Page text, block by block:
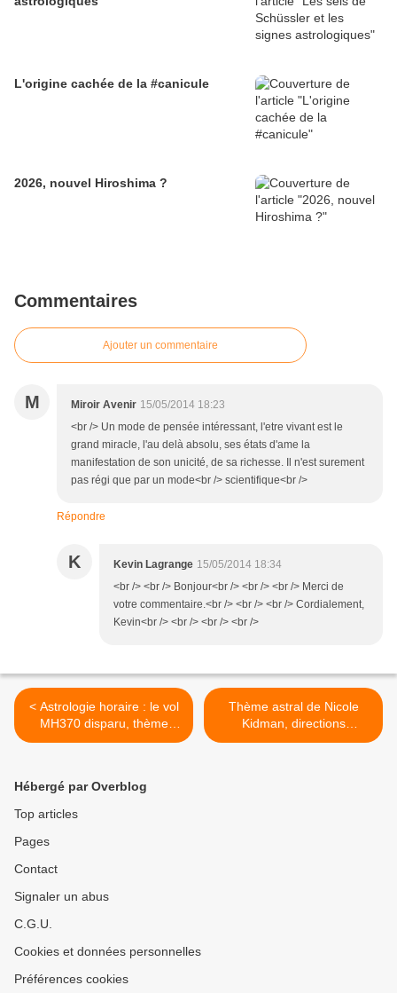
L'origine cachée de la #canicule
2026, nouvel Hiroshima ?
Commentaires
Ajouter un commentaire
M Miroir Avenir 15/05/2014 18:23
<br /> Un mode de pensée intéressant, l'etre vivant est le
grand miracle, l'au delà absolu, ses états d'ame la
manifestation de son unicité, de sa richesse. Il n'est surement
pas régi que par un mode<br /> scientifique<br />
Répondre
K Kevin Lagrange 15/05/2014 18:34
<br /> <br /> Bonjour<br /> <br /> <br /> Merci de
votre commentaire.<br /> <br /> <br /> Cordialement,
Kevin<br /> <br /> <br /> <br />
< Astrologie horaire : le vol
MH370 disparu, thème
d'événement
Thème astral de Nicole
Kidman, directions
symboliques, éclipses >
Hébergé par Overblog
Top articles
Pages
Contact
Signaler un abus
C.G.U.
Cookies et données personnelles
Préférences cookies